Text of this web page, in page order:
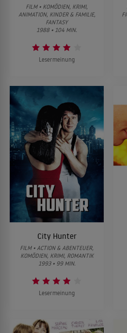
FILM • KOMÖDIEN, KRIMI,
ANIMATION, KINDER & FAMILIE,
FANTASY
1988 • 104 MIN.
Lesermeinung
City Hunter
FILM • ACTION & ABENTEUER,
KOMÖDIEN, KRIMI, ROMANTIK
1993 • 99 MIN.
Lesermeinung